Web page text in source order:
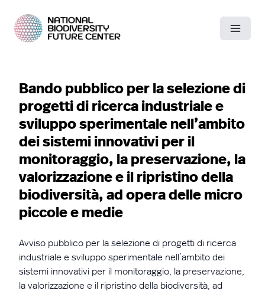
Bando pubblico per la selezione di
progetti di ricerca industriale e
sviluppo sperimentale nell’ambito
dei sistemi innovativi per il
monitoraggio, la preservazione, la
valorizzazione e il ripristino della
biodiversità, ad opera delle micro
piccole e medie
Avviso pubblico per la selezione di progetti di ricerca
industriale e sviluppo sperimentale nell’ambito dei
sistemi innovativi per il monitoraggio, la preservazione,
la valorizzazione e il ripristino della biodiversità, ad